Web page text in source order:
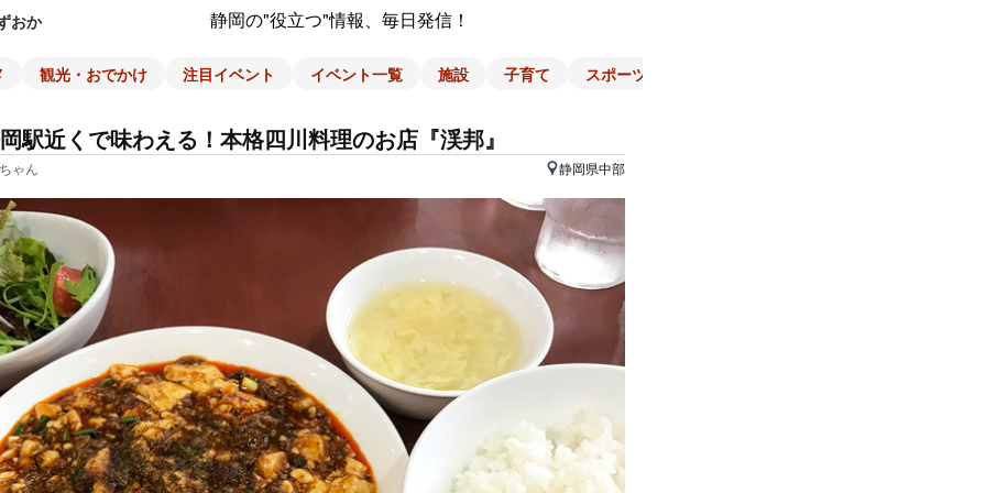
おか 静岡の"役立つ"情報、毎日発信！
観光・おでかけ 注目イベント イベント一覧 施設 子育て スポーツ
駅近くで味わえる！本格四川料理のお店『渓邦』
ゃん 静岡県中部